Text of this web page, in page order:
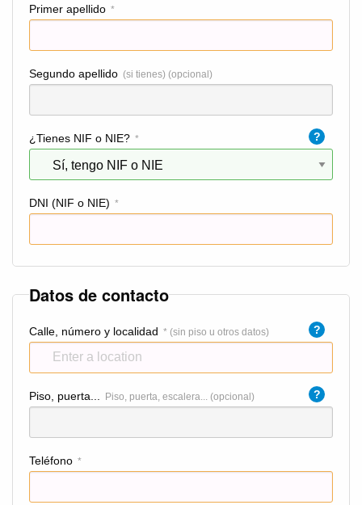
Primer apellido *
Segundo apellido (si tienes) (opcional)
¿Tienes NIF o NIE? * ?
DNI (NIF o NIE) *
Datos de contacto
Calle, número y localidad * (sin piso u otros datos) ?
Piso, puerta... Piso, puerta, escalera... (opcional) ?
Teléfono *